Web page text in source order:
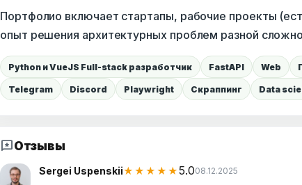
Портфолио включает стартапы, рабочие проекты
опыт решения архитектурных проблем разной
Python и VueJS Full-stack разработчик FastAPI Web
Telegram Discord Playwright Скраппинг Data
reviewsОтзывы
Sergei Uspenskii★★★★★5.008.12.2025